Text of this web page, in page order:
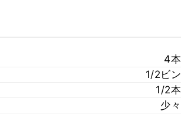
4本
1/2ビン
1/2本
少々